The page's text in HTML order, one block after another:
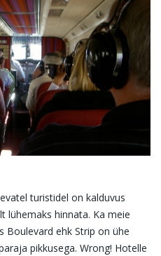
turistidel on kalduvus
lühemaks hinnata. Ka meie
Boulevard ehk Strip on ühe
pikkusega. Wrong! Hotelle